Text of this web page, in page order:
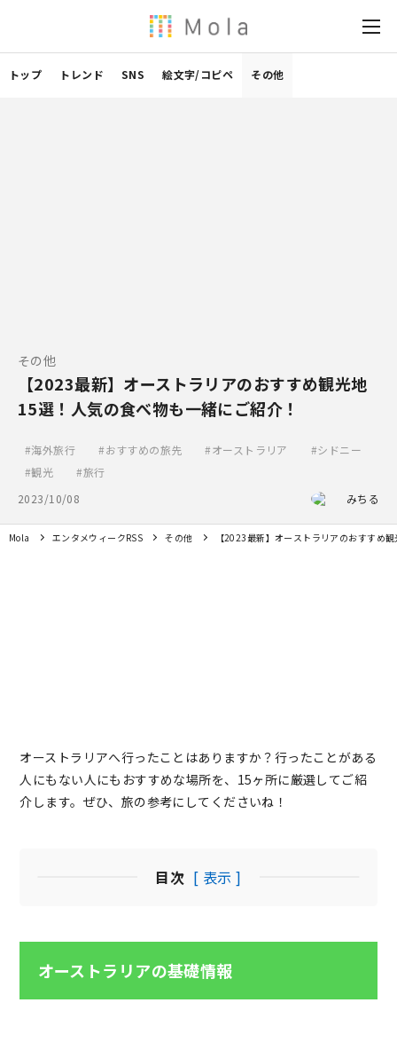
トップ トレンド SNS 絵文字/コピペ その他
その他
【2023最新】オーストラリアのおすすめ観光地
15選！人気の食べ物も一緒にご紹介！
海外旅行 おすすめの旅先 オーストラリア
シドニー
観光
旅行
2023/10/08
みちる
Mola エンタメウィークRSS その他 【2023最新】オーストラリアのおすすめ
オーストラリアへ行ったことはありますか？行ったことがある
人にもない人にもおすすめな場所を、15ヶ所に厳選してご紹
介します。ぜひ、旅の参考にしてくださいね！
目次 [ 表示 ]
オーストラリアの基礎情報